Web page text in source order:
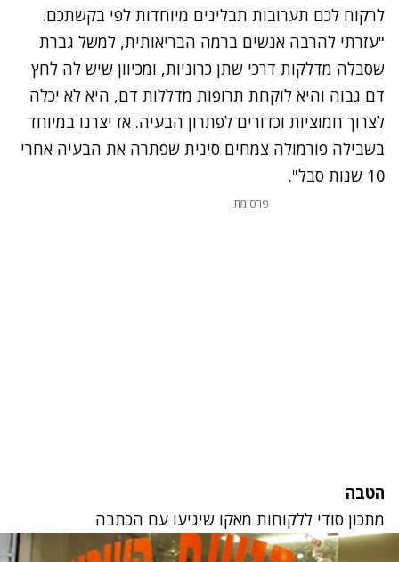
לרקוח לכם תערובות תבלינים מיוחדות לפי בקשתכם.
"עזרתי להרבה אנשים ברמה הבריאותית, למשל גברת
שסבלה מדלקות דרכי שתן כרוניות, ומכיוון שיש לה לחץ
דם גבוה והיא לוקחת תרופות מדללות דם, היא לא יכלה
לצרוך חמוציות וכדורים לפתרון הבעיה. אז יצרנו במיוחד
בשבילה פורמולה צמחים סינית שפתרה את הבעיה אחרי
10 שנות סבל".
פרסומת
הטבה
מתכון סודי ללקוחות מאקו שיגיעו עם הכתבה